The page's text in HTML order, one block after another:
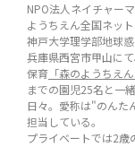
NPO法人ネイチャー
ようちえん全国ネッ
神戸大学理学部地球惑
兵庫県西宮市甲山に
保育 「森のようちえ
までの園児25名と一
日々。愛称は"のんた
担当している。
プライベートでは2歳